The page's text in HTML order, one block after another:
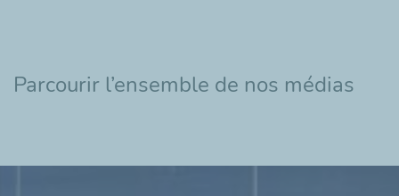
Parcourir l’ensemble de nos médias